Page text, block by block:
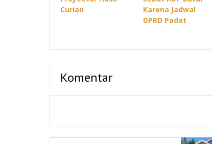
Curian
Karena Jadwal
DPRD Padat
Komentar